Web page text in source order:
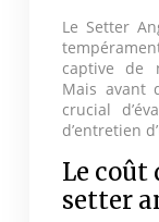
Le Setter
captive de
Mais avant
crucial
d’entretien
Le coût
setter